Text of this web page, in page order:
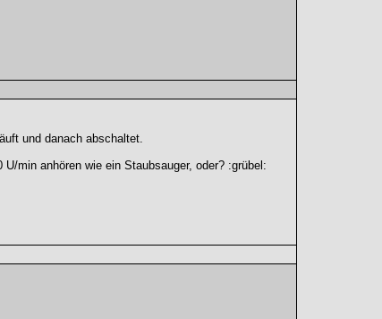
und danach abschaltet.
min anhören wie ein Staubsauger, oder? :grübel: